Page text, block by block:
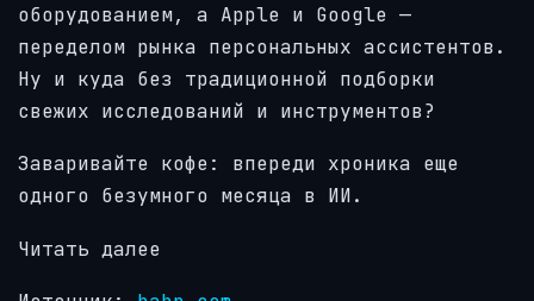
оборудованием, а Apple и Google —
переделом рынка персональных ассистентов.
Ну и куда без традиционной подборки
свежих исследований и инструментов?
Заваривайте кофе: впереди хроника еще
одного безумного месяца в ИИ.
Читать далее